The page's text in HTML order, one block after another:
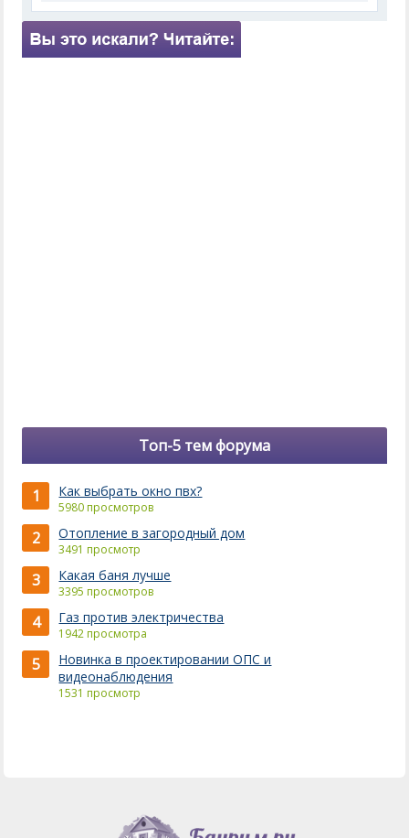
Топ-5 тем форума
1 Как выбрать окно пвх?
5980 просмотров
2 Отопление в загородный дом
3491 просмотр
3 Какая баня лучше
3395 просмотров
4 Газ против электричества
1942 просмотра
5
Новинка в проектировании ОПС и
видеонаблюдения
1531 просмотр